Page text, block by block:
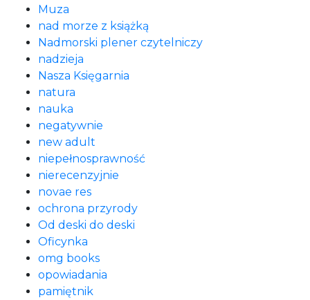
Muza
nad morze z książką
Nadmorski plener czytelniczy
nadzieja
Nasza Księgarnia
natura
nauka
negatywnie
new adult
niepełnosprawność
nierecenzyjnie
novae res
ochrona przyrody
Od deski do deski
Oficynka
omg books
opowiadania
pamiętnik